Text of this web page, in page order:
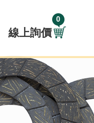
線上詢價
0